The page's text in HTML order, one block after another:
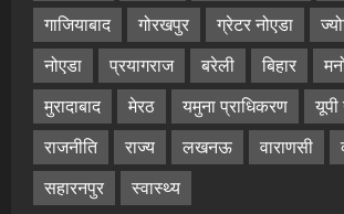
गाजियाबाद
गोरखपुर ग्रेटर नोएडा
नोएडा
प्रयागराज बरेली बिहार
मुरादाबाद
मेरठ यमुना प्राधिकरण
राजनीति
राज्य लखनऊ वाराणसी
सहारनपुर
स्वास्थ्य